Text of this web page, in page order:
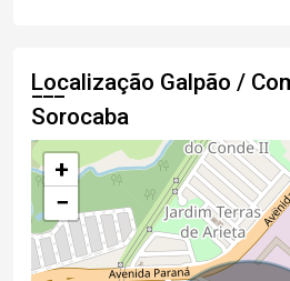
Localização Galpão /
Sorocaba
+
−